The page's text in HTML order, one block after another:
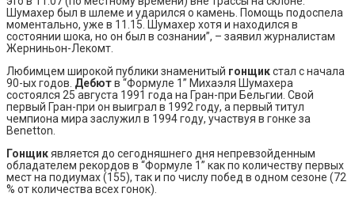
Шумахер был в шлеме и ударился о камень. Помощь подоспела
моментально, уже в 11.15. Шумахер хотя и находился в
состоянии шока, но он был в сознании”, – заявил журналистам
Жерниньон-Лекомт.
Любимцем широкой публики знаменитый гонщикстал с начала
90-ых годов. Дебютв “Формуле 1” Михаэля Шумахера
состоялся 25 августа 1991 года на Гран-при Бельгии. Свой
первый Гран-при он выиграл в 1992 году, а первый титул
чемпиона мира заслужил в 1994 году, участвуя в гонке за
Benetton.
Гонщикявляется до сегодняшнего дня непревзойденным
обладателем рекордов в “Формуле 1” как по количеству первых
мест на подиумах (155), так и по числу побед в одном сезоне (72
% от количества всех гонок).